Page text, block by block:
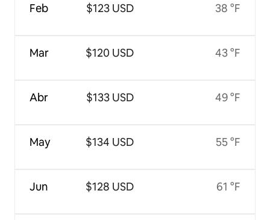
Feb
Mar
Abr
May
Jun
$123 USD
$120 USD
$133 USD
$134 USD
$128 USD
38 °F
43 °F
49 °F
55 °F
61 °F